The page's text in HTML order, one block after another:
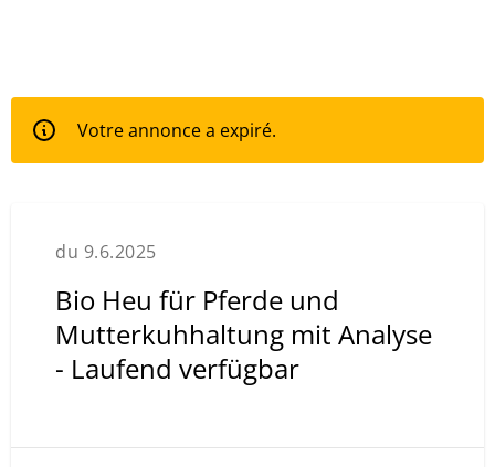
Votre annonce a expiré.
du 9.6.2025
Bio Heu für Pferde und
Mutterkuhhaltung mit Analyse
- Laufend verfügbar